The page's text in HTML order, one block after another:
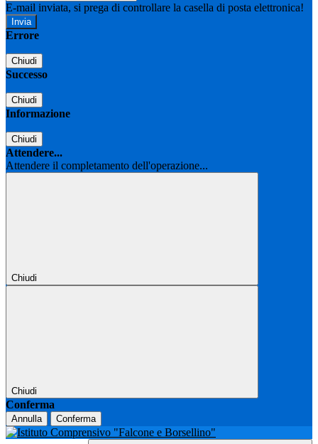
E-mail inviata, si prega di controllare la casella di posta elettronica!
Errore
Chiudi
Successo
Chiudi
Informazione
Chiudi
Attendere...
Attendere il completamento dell'operazione...
Chiudi
Chiudi
Conferma
Annulla Conferma